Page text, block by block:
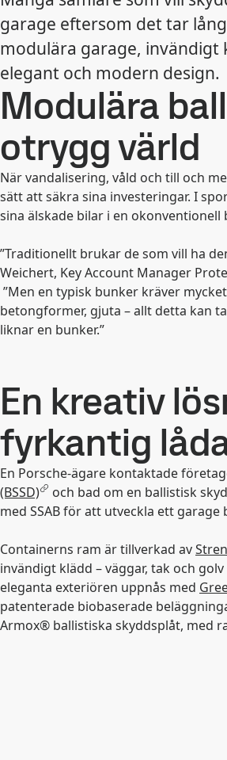
garage eftersom det tar
modulära garage, invändigt
elegant och modern design.
Modulära
otrygg värld
När vandalisering, våld och till och
sätt att säkra sina investeringar. I
sina älskade bilar i en
”Traditionellt brukar de som vill ha
Weichert, Key Account Manager
”Men en typisk bunker kräver
betongformer, gjuta – allt detta kan
liknar en bunker.”
En kreativ
fyrkantig
En Porsche-ägare kontaktade
(BSSD)
och bad om en ballistisk
med SSAB för att utveckla ett
Containerns ram är tillverkad av
invändigt klädd – väggar, tak och golv
eleganta exteriören uppnås med
patenterade biobaserade
Armox® ballistiska skyddsplåt, med